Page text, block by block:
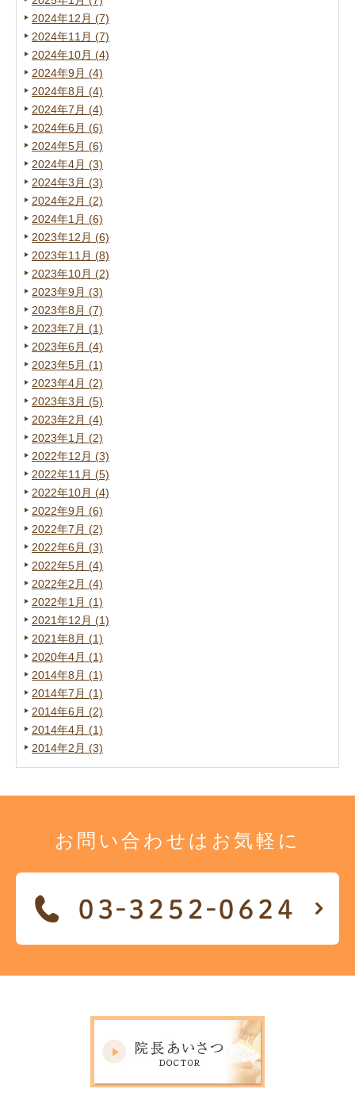
2024年12月 (7)
2024年11月 (7)
2024年10月 (4)
2024年9月 (4)
2024年8月 (4)
2024年7月 (4)
2024年6月 (6)
2024年5月 (6)
2024年4月 (3)
2024年3月 (3)
2024年2月 (2)
2024年1月 (6)
2023年12月 (6)
2023年11月 (8)
2023年10月 (2)
2023年9月 (3)
2023年8月 (7)
2023年7月 (1)
2023年6月 (4)
2023年5月 (1)
2023年4月 (2)
2023年3月 (5)
2023年2月 (4)
2023年1月 (2)
2022年12月 (3)
2022年11月 (5)
2022年10月 (4)
2022年9月 (6)
2022年7月 (2)
2022年6月 (3)
2022年5月 (4)
2022年2月 (4)
2022年1月 (1)
2021年12月 (1)
2021年8月 (1)
2020年4月 (1)
2014年8月 (1)
2014年7月 (1)
2014年6月 (2)
2014年4月 (1)
2014年2月 (3)
お問い合わせは お気軽に